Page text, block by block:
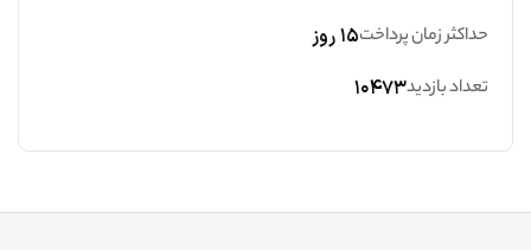
حداکثر زمان پرداخت۱۵ روز
تعداد بازدید۱۰۴۷۳